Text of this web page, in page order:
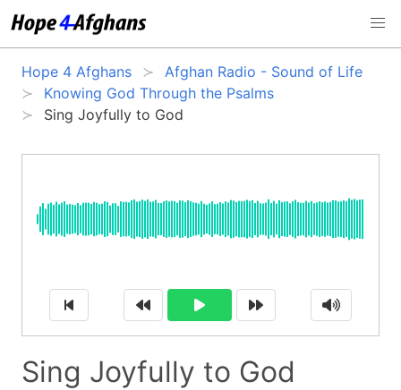
Hope 4 Afghans
Afghan Radio - Sound of Life
Knowing God Through the Psalms
Sing Joyfully to God
Sing Joyfully to God